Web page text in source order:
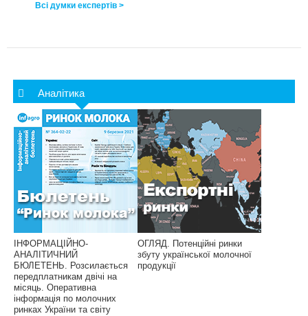
Всі думки експертів >
Аналітика
ІНФОРМАЦІЙНО-
АНАЛІТИЧНИЙ
БЮЛЕТЕНЬ. Розсилається
передплатникам двічі на
місяць. Оперативна
інформація по молочних
ринках України та світу
ОГЛЯД. Потенційні ринки
збуту української молочної
продукції